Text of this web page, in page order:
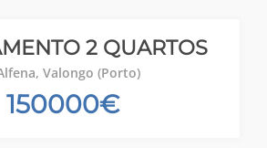
2 QUARTOS
Valongo (Porto)
150000€